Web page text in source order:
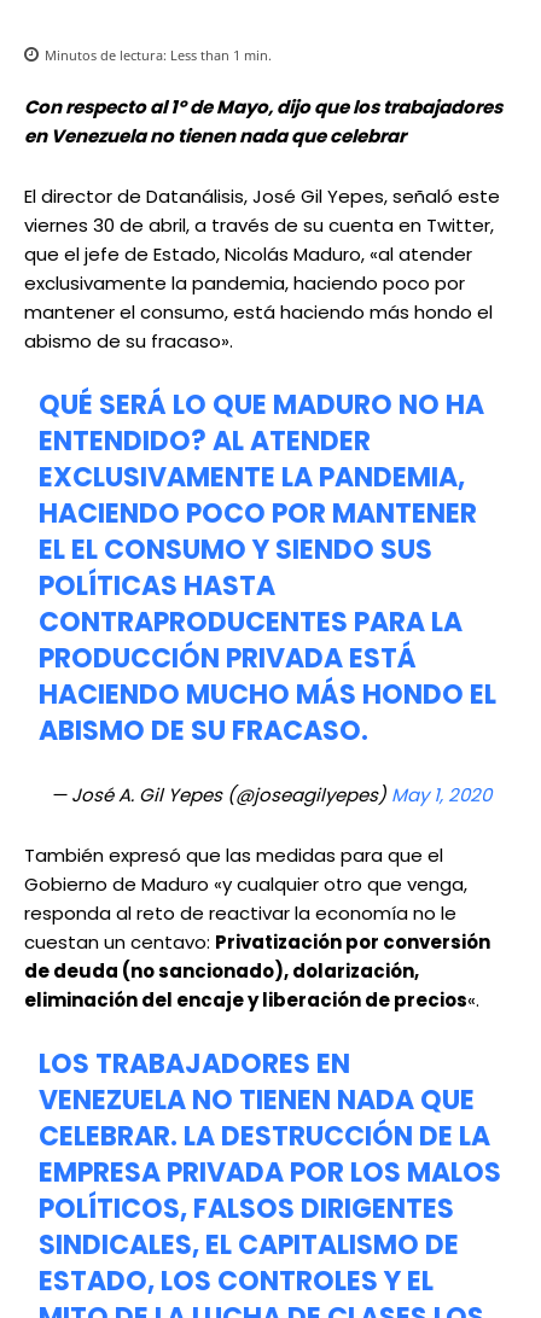
Minutos de lectura: Less than 1 min.
Con respecto al 1º de Mayo, dijo que los trabajadores
en Venezuela no tienen nada que celebrar
El director de Datanálisis, José Gil Yepes, señaló este
viernes 30 de abril, a través de su cuenta en Twitter,
que el jefe de Estado, Nicolás Maduro, «al atender
exclusivamente la pandemia, haciendo poco por
mantener el consumo, está haciendo más hondo el
abismo de su fracaso».
QUÉ SERÁ LO QUE MADURO NO HA
ENTENDIDO? AL ATENDER
EXCLUSIVAMENTE LA PANDEMIA,
HACIENDO POCO POR MANTENER
EL EL CONSUMO Y SIENDO SUS
POLÍTICAS HASTA
CONTRAPRODUCENTES PARA LA
PRODUCCIÓN PRIVADA ESTÁ
HACIENDO MUCHO MÁS HONDO EL
ABISMO DE SU FRACASO.
— José A. Gil Yepes (@joseagilyepes) May 1, 2020
También expresó que las medidas para que el
Gobierno de Maduro «y cualquier otro que venga,
responda al reto de reactivar la economía no le
cuestan un centavo: Privatización por conversión
de deuda (no sancionado), dolarización,
eliminación del encaje y liberación de precios«.
LOS TRABAJADORES EN
VENEZUELA NO TIENEN NADA QUE
CELEBRAR. LA DESTRUCCIÓN DE LA
EMPRESA PRIVADA POR LOS MALOS
POLÍTICOS, FALSOS DIRIGENTES
SINDICALES, EL CAPITALISMO DE
ESTADO, LOS CONTROLES Y EL